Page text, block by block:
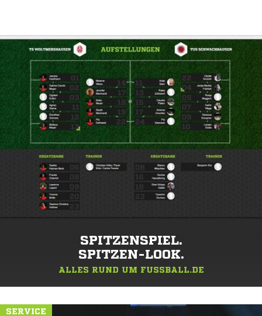
SPITZENSPIEL.
SPITZEN-LOOK.
ALLES RUND UM FUSSBALL.DE
SERVICE